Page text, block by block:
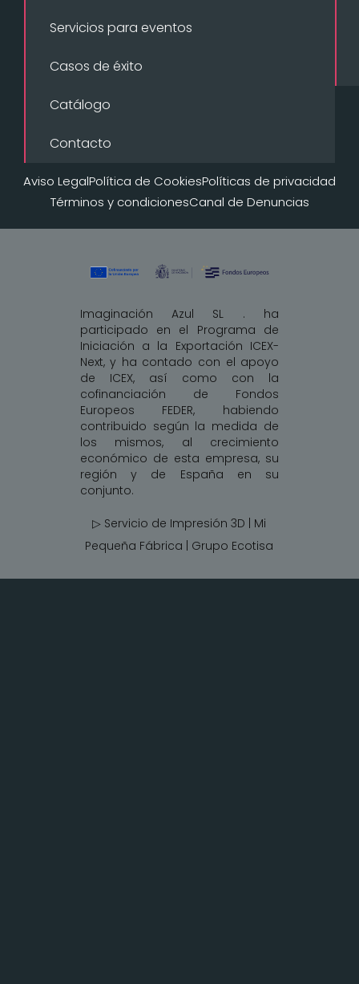
Servicios para eventos
Casos de éxito
Catálogo
Contacto
Aviso LegalPolítica de CookiesPolíticas de privacidad
Términos y condicionesCanal de Denuncias
Imaginación Azul SL . ha
participado en el Programa de
Iniciación a la Exportación ICEX-
Next, y ha contado con el apoyo
de ICEX, así como con la
cofinanciación de Fondos
Europeos FEDER, habiendo
contribuido según la medida de
los mismos, al crecimiento
económico de esta empresa, su
región y de España en su
conjunto.
▷ Servicio de Impresión 3D | Mi
Pequeña Fábrica | Grupo Ecotisa